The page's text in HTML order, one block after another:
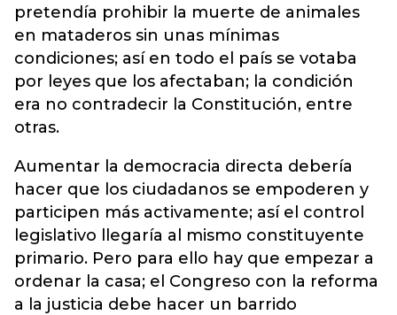
pretendía prohibir la muerte de animales
en mataderos sin unas mínimas
condiciones; así en todo el país se votaba
por leyes que los afectaban; la condición
era no contradecir la Constitución, entre
otras.
Aumentar la democracia directa debería
hacer que los ciudadanos se empoderen y
participen más activamente; así el control
legislativo llegaría al mismo constituyente
primario. Pero para ello hay que empezar a
ordenar la casa; el Congreso con la reforma
a la justicia debe hacer un barrido